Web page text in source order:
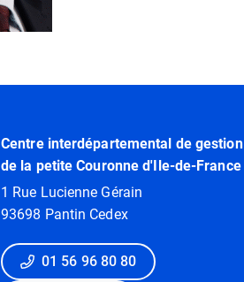
Centre interdépartemental de gestion
de la petite Couronne d'Ile-de-France
1 Rue Lucienne Gérain
93698 Pantin Cedex
01 56 96 80 80